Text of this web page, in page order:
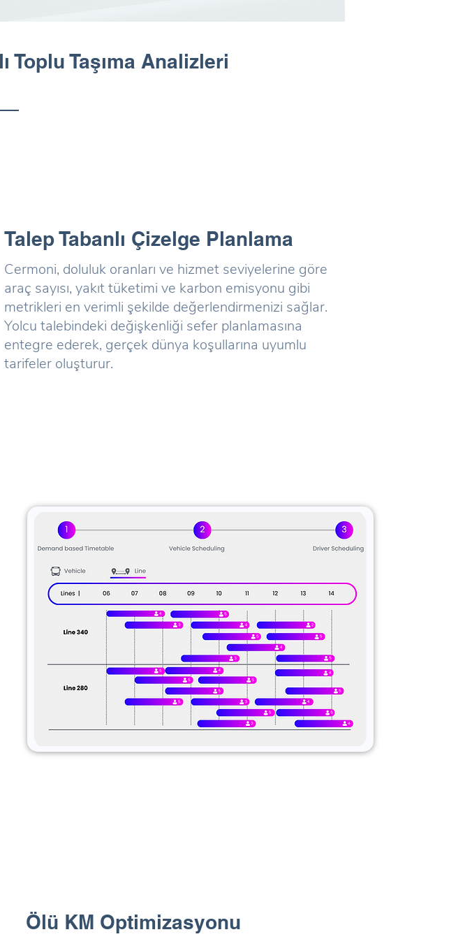
Toplu Taşıma Analizleri
Talep Tabanlı Çizelge Planlama
Cermoni, doluluk oranları ve hizmet seviyelerine göre
araç sayısı, yakıt tüketimi ve karbon emisyonu gibi
metrikleri en verimli şekilde değerlendirmenizi sağlar.
Yolcu talebindeki değişkenliği sefer planlamasına
entegre ederek, gerçek dünya koşullarına uyumlu
tarifeler oluşturur.
Ölü KM Optimizasyonu